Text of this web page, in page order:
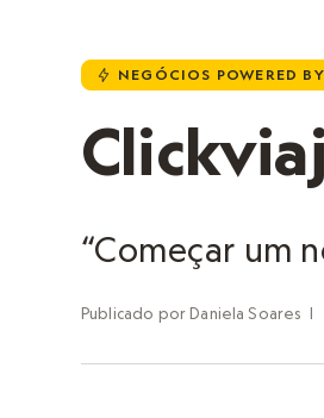
u NEGÓCIOS POWERED
“Começar um
Publicado por Daniela Soares |